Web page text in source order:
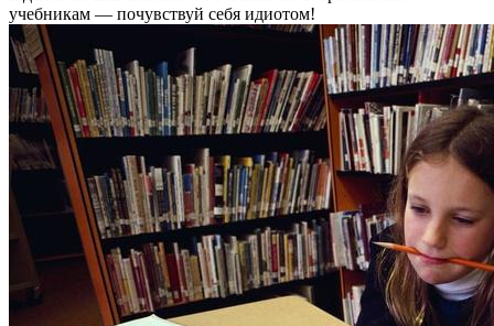
учебникам — почувствуй себя идиотом!